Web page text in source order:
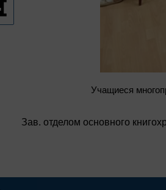
Учащиеся
Зав. отделом основного